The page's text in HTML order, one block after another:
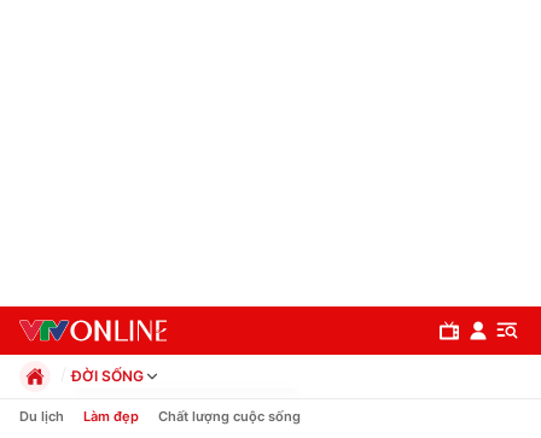
ĐỜI SỐNG
Chính trị
Du lịch Làm đẹp Chất lượng cuộc sống